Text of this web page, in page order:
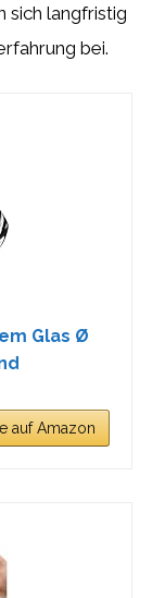
sich langfristig
bei.
Glas Ø
auf Amazon